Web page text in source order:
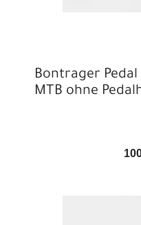
Bontrager
MTB ohne